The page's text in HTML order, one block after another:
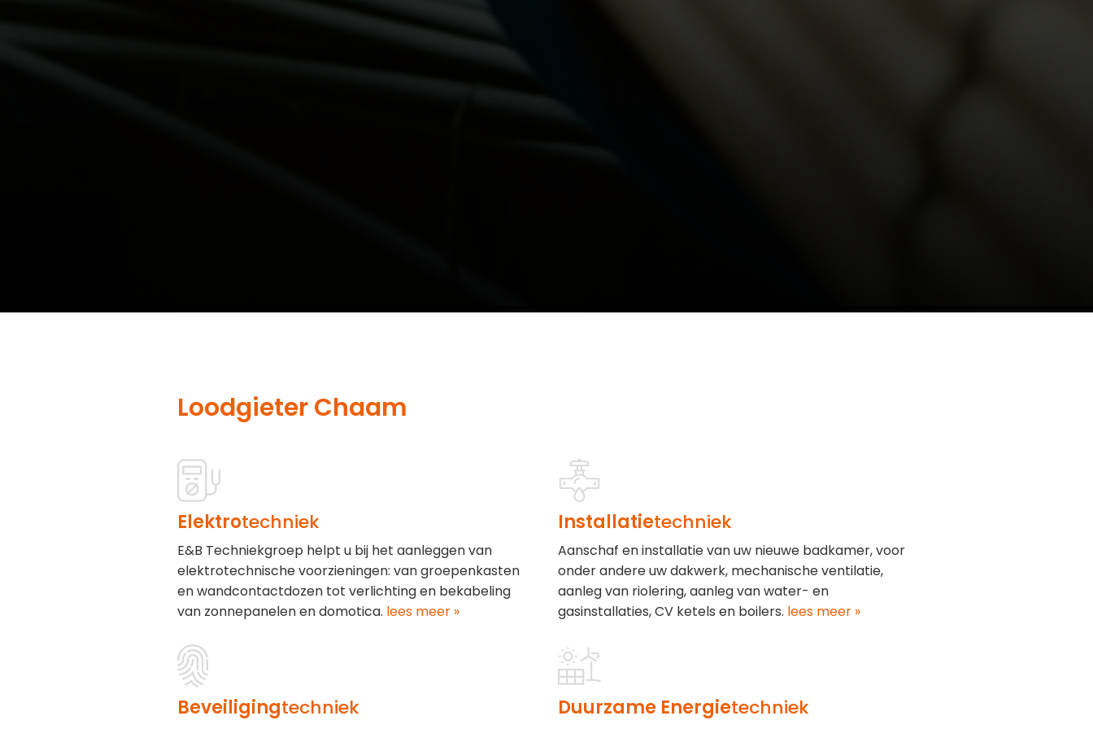
Loodgieter Chaam
Elektrotechniek
E&B Techniekgroep helpt u bij het aanleggen van
elektrotechnische voorzieningen: van groepenkasten
en wandcontactdozen tot verlichting en bekabeling
van zonnepanelen en domotica. lees meer »
Installatietechniek
Aanschaf en installatie van uw nieuwe badkamer, voor
onder andere uw dakwerk, mechanische ventilatie,
aanleg van riolering, aanleg van water- en
gasinstallaties, CV ketels en boilers. lees meer »
Beveiligingtechniek Duurzame Energietechniek